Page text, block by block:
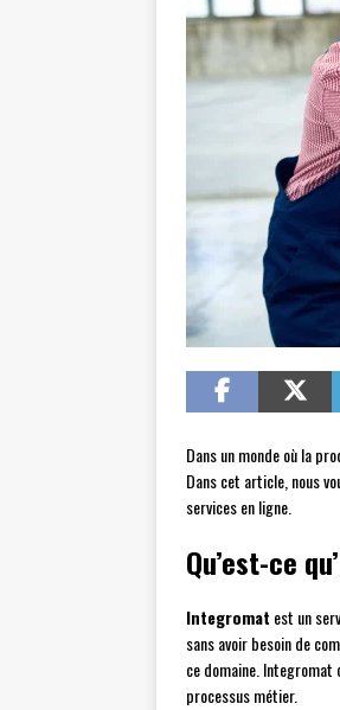
Dans un monde où la
Dans cet article, nous
services en ligne.
Qu’est-ce
Integromat est un
sans avoir besoin de
ce domaine.
processus métier.